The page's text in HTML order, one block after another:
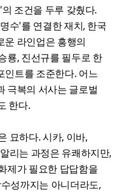
조건을 두루 갖췄다.
수'를 연결한 재치, 한국
운 라인업은 흥행의
룡, 진선규를 필두로 한
인트를 조준한다. 어느
극복의 서사는 글로벌
한다.
묘하다. 시카, 이바,
리는 과정은 유쾌하지만,
제가 필요한 답답함을
성까지는 아니더라도,